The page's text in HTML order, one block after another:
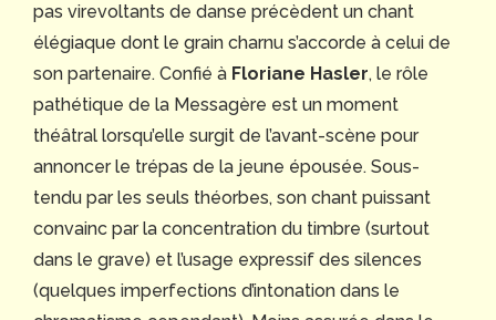
pas virevoltants de danse précèdent un chant
élégiaque dont le grain charnu s’accorde à celui de
son partenaire. Confié à Floriane Hasler, le rôle
pathétique de la Messagère est un moment
théâtral lorsqu’elle surgit de l’avant-scène pour
annoncer le trépas de la jeune épousée. Sous-
tendu par les seuls théorbes, son chant puissant
convainc par la concentration du timbre (surtout
dans le grave) et l’usage expressif des silences
(quelques imperfections d’intonation dans le